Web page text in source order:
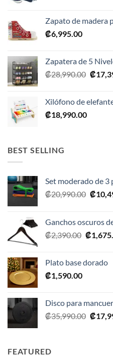
Zapato de madera
₡6,995.00
Zapatera de 5
₡28,990.00 El
era:
₡
Xilófono de
₡18,990.00
BEST SELLING
Set moderado de 3
₡20,990.00 El
era:
₡
Ganchos oscuros
₡2,390.00 El
era:
₡
Plato base dorado
₡1,590.00
Disco para
₡35,990.00 El
₡
FEATURED